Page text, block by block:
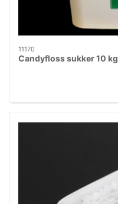
11170
Candyfloss sukker 10 kg